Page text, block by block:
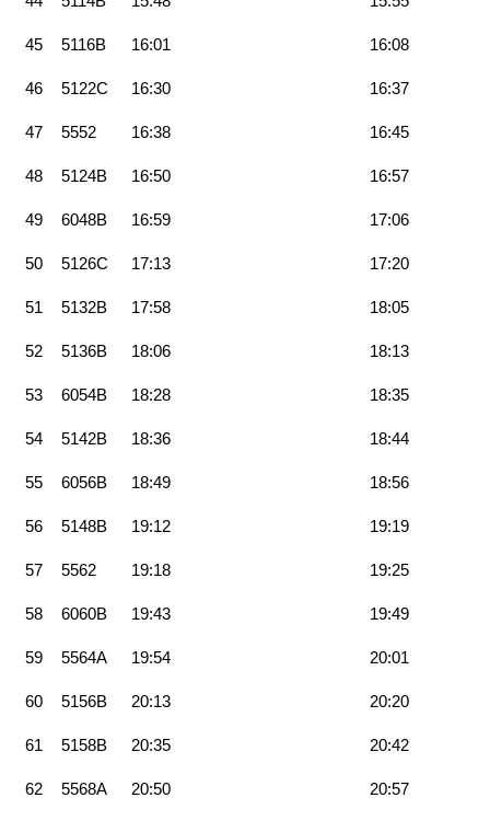
45 5116B 16:01 16:08
46 5122C 16:30 16:37
47 5552 16:38 16:45
48 5124B 16:50 16:57
49 6048B 16:59 17:06
50 5126C 17:13 17:20
51 5132B 17:58 18:05
52 5136B 18:06 18:13
53 6054B 18:28 18:35
54 5142B 18:36 18:44
55 6056B 18:49 18:56
56 5148B 19:12 19:19
57 5562 19:18 19:25
58 6060B 19:43 19:49
59 5564A 19:54 20:01
60 5156B 20:13 20:20
61 5158B 20:35 20:42
62 5568A 20:50 20:57